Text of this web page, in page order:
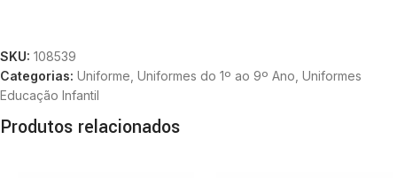
SKU: 108539
Categorias: Uniforme Uniformes do 1º ao 9º Ano Uniformes
Educação Infantil
Produtos relacionados